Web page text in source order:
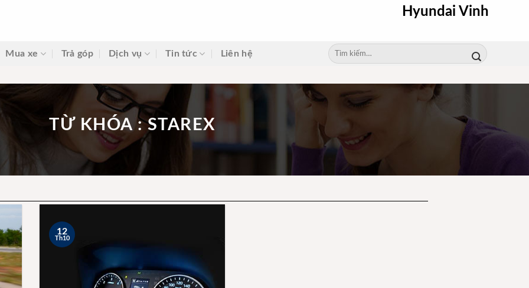
Hyundai Vinh
Mua xe Trả góp Dịch vụ Tin tức Liên hệ
Tìm
kiếm:
TỪ KHÓA : STAREX
12
Th10